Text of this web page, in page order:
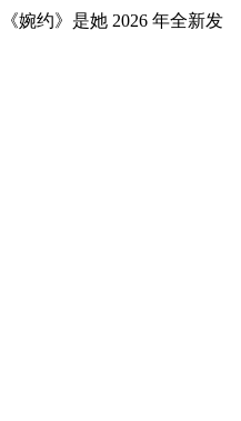
婉约》是她 2026 年全新发